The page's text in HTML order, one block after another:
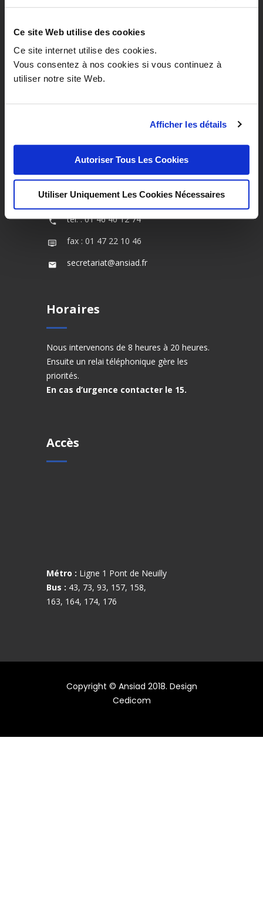
Ce site Web utilise des cookies
Ce site internet utilise des cookies.
Vous consentez à nos cookies si vous continuez à
utiliser notre site Web.
Afficher les détails
Autoriser Tous Les Cookies
Utiliser Uniquement Les Cookies Nécessaires
Contact
2, rue de l’Eglise
92200 Neuilly sur seine
tél. : 01 46 40 12 74
fax : 01 47 22 10 46
secretariat@ansiad.fr
Horaires
Nous intervenons de 8 heures à 20 heures.
Ensuite un relai téléphonique gère les
priorités.
En cas d’urgence contacter le 15.
Accès
Métro : Ligne 1 Pont de Neuilly
Bus : 43, 73, 93, 157, 158,
163, 164, 174, 176
Copyright © Ansiad 2018. Design
Cedicom